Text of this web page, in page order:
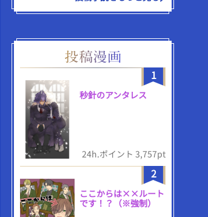
1
秒針のアンタレス
24h.ポイント 3,757pt
2
ここからは××ルート
です！？（※強制）